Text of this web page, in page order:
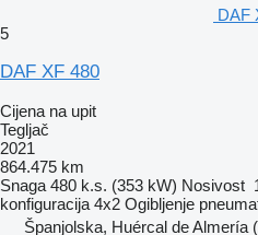
DAF
5
DAF XF 480
Cijena na upit
Tegljač
2021
864.475 km
Snaga 480 k.s. (353 kW) Nosivost
konfiguracija 4x2 Ogibljenje
Španjolska, Huércal de Almería